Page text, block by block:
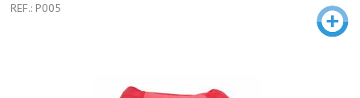
REF.: P005